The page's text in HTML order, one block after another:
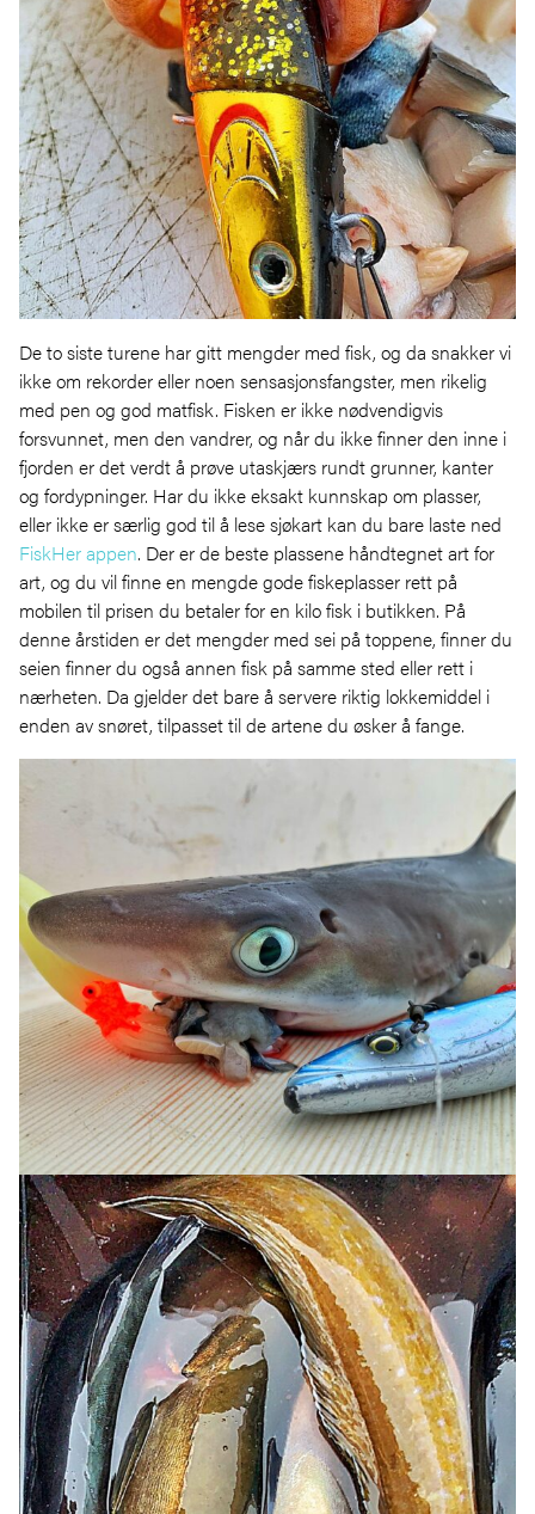
De to siste turene har gitt mengder med fisk, og da snakker vi
ikke om rekorder eller noen sensasjonsfangster, men rikelig
med pen og god matfisk. Fisken er ikke nødvendigvis
forsvunnet, men den vandrer, og når du ikke finner den inne i
fjorden er det verdt å prøve utaskjærs rundt grunner, kanter
og fordypninger. Har du ikke eksakt kunnskap om plasser,
eller ikke er særlig god til å lese sjøkart kan du bare laste ned
FiskHer appen. Der er de beste plassene håndtegnet art for
art, og du vil finne en mengde gode fiskeplasser rett på
mobilen til prisen du betaler for en kilo fisk i butikken. På
denne årstiden er det mengder med sei på toppene, finner du
seien finner du også annen fisk på samme sted eller rett i
nærheten. Da gjelder det bare å servere riktig lokkemiddel i
enden av snøret, tilpasset til de artene du øsker å fange.